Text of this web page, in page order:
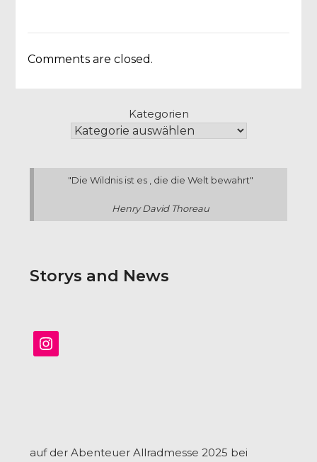
Comments are closed.
Kategorien
"Die Wildnis ist es , die die Welt bewahrt"
Henry David Thoreau
Storys and News
Instagram
auf der Abenteuer Allradmesse 2025 bei